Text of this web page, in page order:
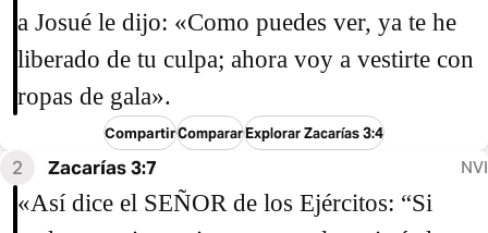
a Josué le dijo: «Como puedes ver, ya te he
liberado de tu culpa; ahora voy a vestirte con
ropas de gala».
CompartirCompararExplorar Zacarías 3:4
2 Zacarías 3:7 NVI
«Así dice el SEÑOR de los Ejércitos: “Si